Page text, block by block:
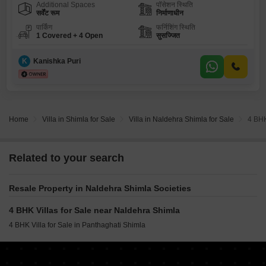
Additional Spaces
सर्वेंट रूम
पॉसेशन स्थिति
निर्माणाधीन
पार्किंग
1 Covered + 4 Open
फर्निशिंग स्थिति
सुसज्जित
K Kanishka Puri
Home Villa in Shimla for Sale Villa in Naldehra Shimla for Sale 4
Related to your search
Resale Property in Naldehra Shimla Societies
4 BHK Villas for Sale near Naldehra Shimla
4 BHK Villa for Sale in Panthaghati Shimla